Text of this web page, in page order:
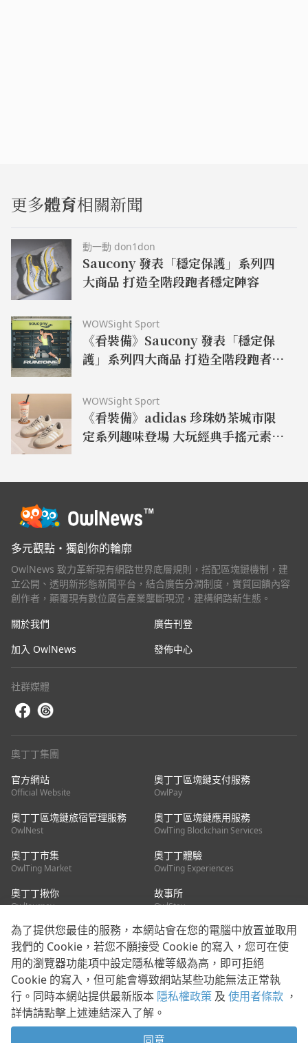
更多體育相關新聞
動一動 don1don
Saucony 發表「穩定保護」系列四
大商品 打造全階段跑者穩定陣容
WOWSight Sport
《看裝備》Saucony 發表「穩定保
護」系列四大商品 打造全階段跑者穩
WOWSight Sport
《看裝備》adidas 珍珠奶茶城市限
定系列趣味登場 大玩經典手搖元素
多元觀點・獨創你的輪廓
OwlNews 致力革新現有網路世界底層規則，搭配區塊鏈機制，建
立公開、透明新形態新聞平台，結合廣告分潤制度，實質回饋內容
創作者，顛覆現有數位廣告產業壟斷現況，建構網路新生態。
關於我們
廣告刊登
加入 OwlNews
發佈中心
社群媒體
奧丁丁集團
官方網站
Official Website
奧丁丁區塊鏈支付服務
OwlPay
奧丁丁區塊鏈旅宿管理服務
OwlNest
奧丁丁區塊鏈應用服務
OwlTing Blockchain Services
奧丁丁市集
OwlTing Market
奧丁丁體驗
OwlTing Experiences
奧丁丁揪你
OwlJourney
故事所
OwlStay
聯絡我們
客服信箱：mediapartner@owlting.com
服務信箱 / 廣告洽詢：info_owlnews@owlting.com
媒體合作 / 新聞稿提供：mediapartner@owlting.com
本平台之內容符合第三方智慧財產權規範，若有疑慮歡迎來信告
為了提供您最佳的服務，本網站會在您的電腦中放置並取用
我們的 Cookie，若您不願接受 Cookie 的寫入，您可在使
用的瀏覽器功能項中設定隱私權等級為高，即可拒絕
Cookie 的寫入，但可能會導致網站某些功能無法正常執
行。同時本網站提供最新版本 隱私權政策 及 使用者條款 ，
詳情請點擊上述連結深入了解。